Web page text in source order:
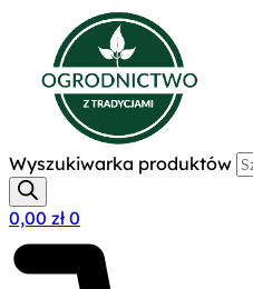
Wyszukiwarka produktów
0,00 zł 0